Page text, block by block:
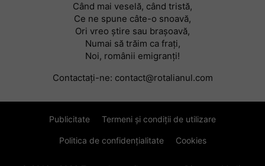
Când mai veselă, când tristă,
Ce ne spune câte-o snoavă,
Ori vreo știre sau braşoavă,
Numai să trăim ca frați,
Noi, românii emigranți!
Contactați-ne: contact@rotalianul.com
Publicitate Termeni și condiții de utilizare
Politica de confidențialitate Cookies